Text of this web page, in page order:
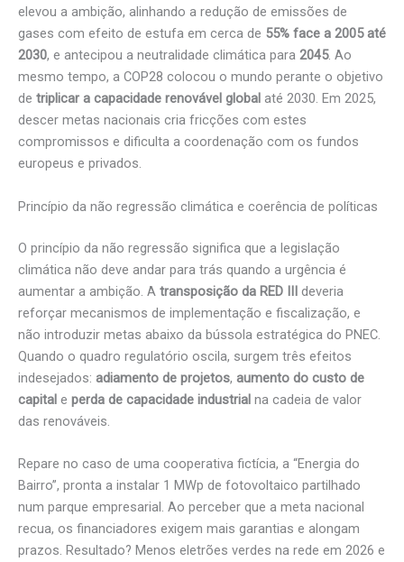
elevou a ambição, alinhando a redução de emissões de
gases com efeito de estufa em cerca de 55% face a 2005 até
2030, e antecipou a neutralidade climática para 2045. Ao
mesmo tempo, a COP28 colocou o mundo perante o objetivo
de triplicar a capacidade renovável global até 2030. Em 2025,
descer metas nacionais cria fricções com estes
compromissos e dificulta a coordenação com os fundos
europeus e privados.
Princípio da não regressão climática e coerência de políticas
O princípio da não regressão significa que a legislação
climática não deve andar para trás quando a urgência é
aumentar a ambição. A transposição da RED III deveria
reforçar mecanismos de implementação e fiscalização, e
não introduzir metas abaixo da bússola estratégica do PNEC.
Quando o quadro regulatório oscila, surgem três efeitos
indesejados: adiamento de projetos, aumento do custo de
capital e perda de capacidade industrial na cadeia de valor
das renováveis.
Repare no caso de uma cooperativa fictícia, a “Energia do
Bairro”, pronta a instalar 1 MWp de fotovoltaico partilhado
num parque empresarial. Ao perceber que a meta nacional
recua, os financiadores exigem mais garantias e alongam
prazos. Resultado? Menos eletrões verdes na rede em 2026 e